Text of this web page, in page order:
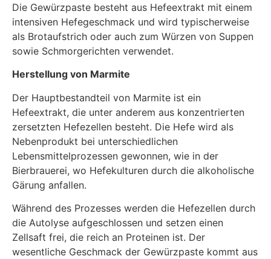
Die Gewürzpaste besteht aus Hefeextrakt mit einem
intensiven Hefegeschmack und wird typischerweise
als Brotaufstrich oder auch zum Würzen von Suppen
sowie Schmorgerichten verwendet.
Herstellung von Marmite
Der Hauptbestandteil von Marmite ist ein
Hefeextrakt, die unter anderem aus konzentrierten
zersetzten Hefezellen besteht. Die Hefe wird als
Nebenprodukt bei unterschiedlichen
Lebensmittelprozessen gewonnen, wie in der
Bierbrauerei, wo Hefekulturen durch die alkoholische
Gärung anfallen.
Während des Prozesses werden die Hefezellen durch
die Autolyse aufgeschlossen und setzen einen
Zellsaft frei, die reich an Proteinen ist. Der
wesentliche Geschmack der Gewürzpaste kommt aus